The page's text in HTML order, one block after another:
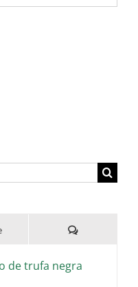
Comentarios
de trufa negra